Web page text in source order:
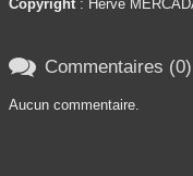
Copyright : Hervé
 Commentaires (0)
Aucun commentaire.